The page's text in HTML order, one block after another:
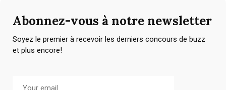
Abonnez-vous à notre newsletter
Soyez le premier à recevoir les derniers concours de buzz
et plus encore!